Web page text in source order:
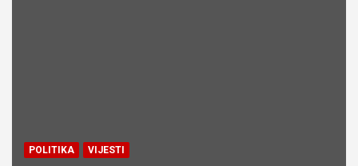
POLITIKA VIJESTI